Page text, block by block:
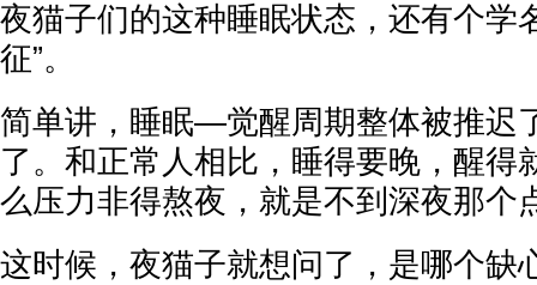
夜猫子们的这种睡眠状态，还有个学
征”。
简单讲，睡眠—觉醒周期整体被推迟
了。和正常人相比，睡得要晚，醒得
么压力非得熬夜，就是不到深夜那个
这时候，夜猫子就想问了，是哪个缺